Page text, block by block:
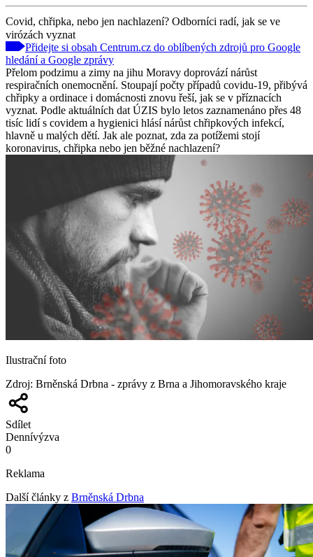
Covid, chřipka, nebo jen nachlazení? Odborníci radí, jak se ve
virózách vyznat
Přidejte si obsah Centrum.cz do oblíbených zdrojů pro Google
hledání a Google zprávy
Přelom podzimu a zimy na jihu Moravy doprovází nárůst
respiračních onemocnění. Stoupají počty případů covidu-19, přibývá
chřipky a ordinace i domácnosti znovu řeší, jak se v příznacích
vyznat. Podle aktuálních dat ÚZIS bylo letos zaznamenáno přes 48
tisíc lidí s covidem a hygienici hlásí nárůst chřipkových infekcí,
hlavně u malých dětí. Jak ale poznat, zda za potížemi stojí
koronavirus, chřipka nebo jen běžné nachlazení?
Ilustrační foto
Zdroj: Brněnská Drbna - zprávy z Brna a Jihomoravského kraje
Sdílet
Dennívýzva
0
Reklama
Další články z Brněnská Drbna